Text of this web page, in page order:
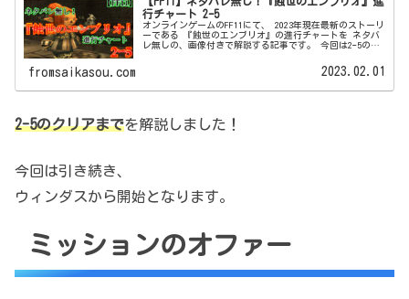
行チャート 2ｰ5
オンラインゲームのFF11にて、 2023年現在最新のストーリ
ーである 『蝕世のエンブリオ』の進行チャートを ネタバ
レ無しの、画像付きで解説する記事です。 今回は2ｰ5のオ
fromsaikasou.com 2023.02.01
2-5のクリアまでを解説しました！
今回は引き続き、
ウィンダスから開始となります。
ミッションのオファー